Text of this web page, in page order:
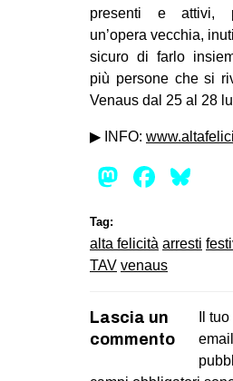
presenti e attivi,
un’opera vecchia,
sicuro di farlo
più persone che si
Venaus dal 25 al 28
▶ INFO:
Tag:
alta felicità arresti
TAV venaus
Lascia un
commento
Il